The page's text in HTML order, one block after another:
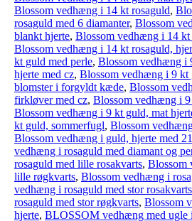
Blossom vedhæng i 14 kt rosaguld,
rosaguld med 6 diamanter, Blossom
blankt hjerte, Blossom vedhæng i 14 kt
Blossom vedhæng i 14 kt rosaguld,
kt guld med perle, Blossom vedhæng i
hjerte med cz, Blossom vedhæng i 9 kt
blomster i forgyldt kæde, Blossom
firkløver med cz, Blossom vedhæng i
Blossom vedhæng i 9 kt guld, mat
kt guld, sommerfugl, Blossom
Blossom vedhæng i guld, hjerte med
vedhæng i rosaguld med diamant og
rosaguld med lille rosakvarts, Blossom
lille røgkvarts, Blossom vedhæng i
vedhæng i rosaguld med stor rosakvarts
rosaguld med stor røgkvarts, Blossom
hjerte, BLOSSOM vedhæng med ugle